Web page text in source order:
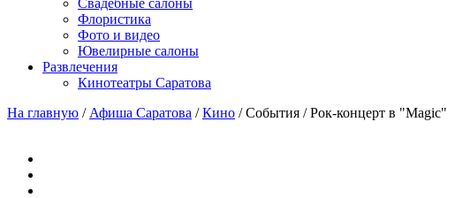
Свадебные салоны
Флористика
Фото и видео
Ювелирные салоны
Развлечения
Кинотеатры Саратова
На главную / Афиша Саратова /Кино /События /Рок-концерт в "Magic"